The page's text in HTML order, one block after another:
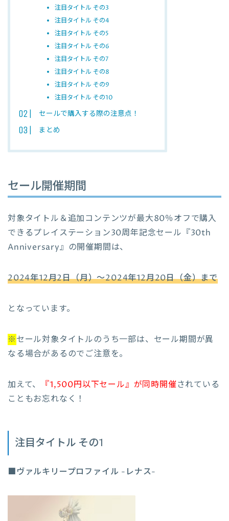
注目タイトル その3
注目タイトル その4
注目タイトル その5
注目タイトル その6
注目タイトル その7
注目タイトル その8
注目タイトル その9
注目タイトル その10
セールで購入する際の注意点！
まとめ
セール開催期間
対象タイトル＆追加コンテンツが最大80％オフで購入
できるプレイステーション30周年記念セール『30th
Anniversary』の開催期間は、
2024年12月2日（月）～2024年12月20日（金）まで
となっています。
※セール対象タイトルのうち一部は、セール期間が異
なる場合があるのでご注意を。
加えて、 『1,500円以下セール』が同時開催されている
こともお忘れなく！
注目タイトル その1
■ヴァルキリープロファイル -レナス-